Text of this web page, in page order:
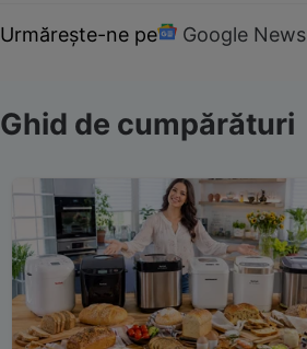
Urmărește-ne pe Google News
Ghid de cumpărături